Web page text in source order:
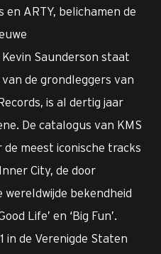
en ARTY, belichamen de
Saunderson staat
de grondleggers van
is al dertig jaar
De catalogus van KMS
meest iconische tracks
City, de door
wereldwijde bekendheid
Life’ en ‘Big Fun’.
in de Verenigde Staten